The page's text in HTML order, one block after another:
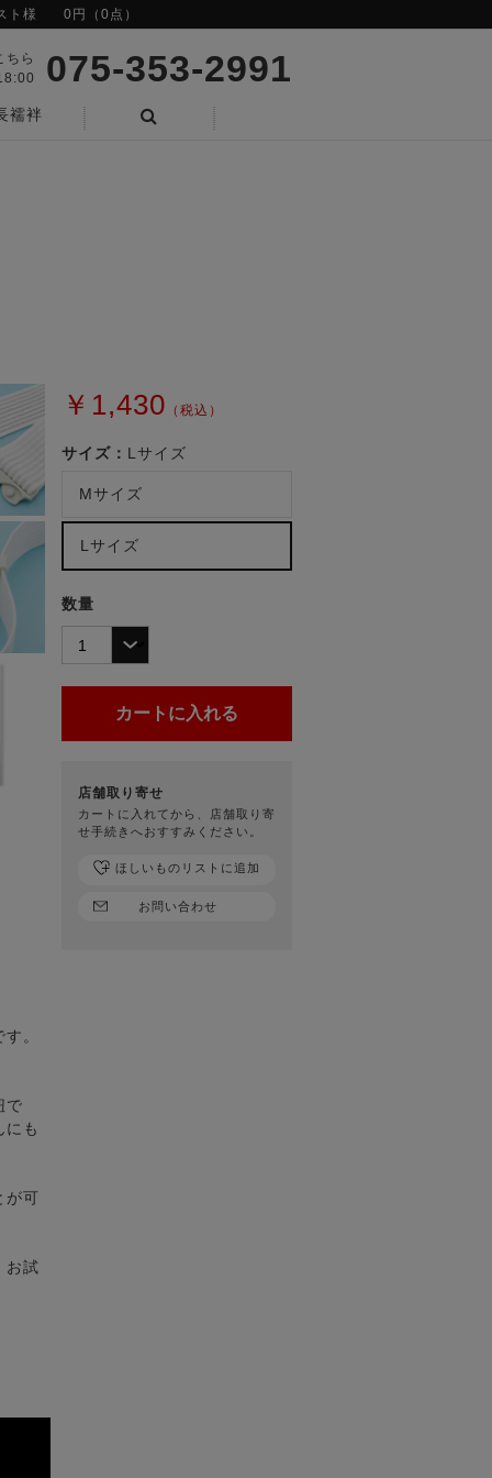
ト様 0円（0点）
ちら
075-353-2991
襦袢
。
で
にも
が可
お試
￥1,430 （税込）
サイズ： Lサイズ
Mサイズ
Lサイズ
数量
店舗取り寄せ
カートに入れてから、店舗取り寄
せ手続きへおすすみください。
お問い合わせ
ほしいものリストに追加